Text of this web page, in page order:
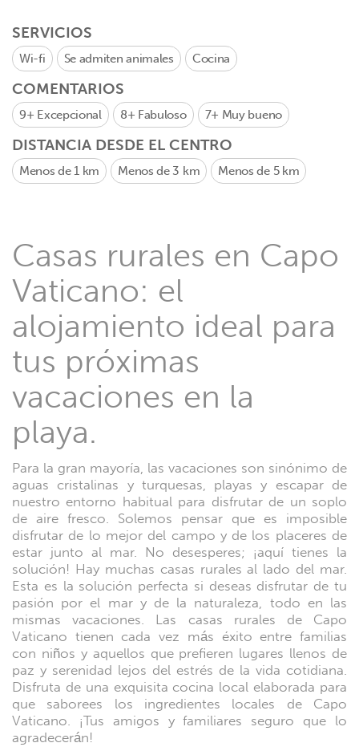
SERVICIOS
Wi-fi Se admiten animales Cocina
COMENTARIOS
9+ Excepcional 8+ Fabuloso 7+ Muy bueno
DISTANCIA DESDE EL CENTRO
Menos de 1 km Menos de 3 km Menos de 5 km
Casas rurales en Capo
Vaticano: el
alojamiento ideal para
tus próximas
vacaciones en la
playa.
Para la gran mayoría, las vacaciones son sinónimo de
aguas cristalinas y turquesas, playas y escapar de
nuestro entorno habitual para disfrutar de un soplo
de aire fresco. Solemos pensar que es imposible
disfrutar de lo mejor del campo y de los placeres de
estar junto al mar. No desesperes; ¡aquí tienes la
solución! Hay muchas casas rurales al lado del mar.
Esta es la solución perfecta si deseas disfrutar de tu
pasión por el mar y de la naturaleza, todo en las
mismas vacaciones. Las casas rurales de Capo
Vaticano tienen cada vez más éxito entre familias
con niños y aquellos que prefieren lugares llenos de
paz y serenidad lejos del estrés de la vida cotidiana.
Disfruta de una exquisita cocina local elaborada para
que saborees los ingredientes locales de Capo
Vaticano. ¡Tus amigos y familiares seguro que lo
agradecerán!